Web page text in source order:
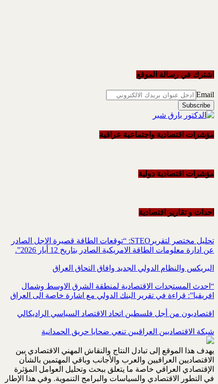
اشترك في رسالة الموقع
Email
مؤشرات اقتصادية واجتماعية عراقية
مؤشرات اقتصادية دولية
احداث و تقاریر اقتصادیة
تحليل مختصر لتقريرSTEO‏: “توقعات الطاقة قصيرة الاجل الصادر
عن ادارة معلومات الطاقة الامريكية ‏الصادر بتاريخ 12 أيار 2026”.‏
البريكس والنظام الدولي الجديد وافاق التحاق العراق
“احدث المستجدات الاقتصادية لمنطقة الشرق الاوسط وشمال
افريقيا”: قراءة في تقرير البنك الدولي مع اشارة خاصة الى العراق
اقتصاديون من أجل فلسطين اتحاد الاقتصاد السياسي الراديكالي
شبكة الاقتصاديين العراقيين تنعي ضحايا حريق الحمدانية
يهدف هذا الموقع إلى تبادل النتاج والنقاش المهني الاقتصادي بين
الاقتصاديين العراقيين والعرب والأجانب وباقي المهتمين بالشأن
الإقتصادي العراقي خاصة ما يتعلق ببحث وتحليل العوامل المؤثرة
في التطور الاقتصادي والسياسات والبرامج التنموية. وفي هذا الإطار